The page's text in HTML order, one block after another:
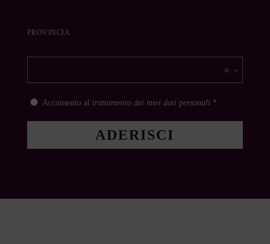
PROVINCIA
Acconsento al trattamento dei miei dati personali *